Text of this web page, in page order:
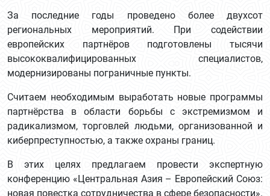
За последние годы проведено более двухсот
региональных мероприятий. При содействии
европейских партнёров подготовлены тысячи
высококвалифицированных специалистов,
модернизированы пограничные пункты.
Считаем необходимым выработать новые программы
партнёрства в области борьбы с экстремизмом и
радикализмом, торговлей людьми, организованной и
киберпреступностью, а также охраны границ.
В этих целях предлагаем провести экспертную
конференцию «Центральная Азия – Европейский Союз:
новая повестка сотрудничества в сфере безопасности».